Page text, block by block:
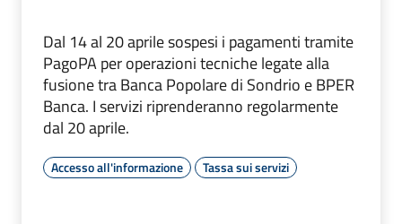
Dal 14 al 20 aprile sospesi i pagamenti tramite
PagoPA per operazioni tecniche legate alla
fusione tra Banca Popolare di Sondrio e BPER
Banca. I servizi riprenderanno regolarmente
dal 20 aprile.
Accesso all'informazione Tassa sui servizi